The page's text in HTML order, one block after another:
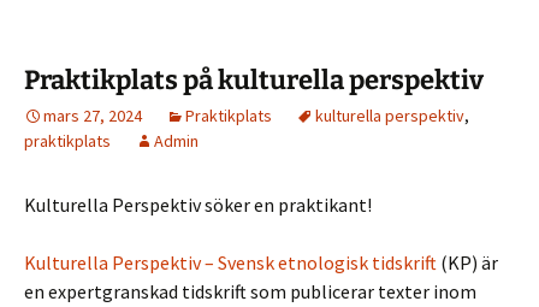
Praktikplats på kulturella perspektiv
mars 27, 2024 Praktikplats kulturella perspektiv,
praktikplats
Admin
Kulturella Perspektiv söker en praktikant!
Kulturella Perspektiv – Svensk etnologisk tidskrift (KP) är
en expertgranskad tidskrift som publicerar texter inom